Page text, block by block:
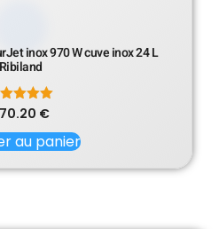
inox 970 W cuve inox 24 L
Ribiland
Note
sur 5
€
au panier